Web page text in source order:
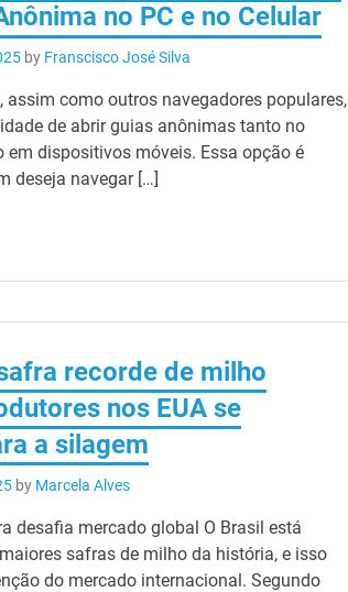
no PC e no Celular
by Franscisco José Silva
assim como outros navegadores populares,
de abrir guias anônimas tanto no
dispositivos móveis. Essa opção é
deseja navegar […]
recorde de milho
nos EUA se
a silagem
by Marcela Alves
desafia mercado global O Brasil está
safras de milho da história, e isso
do mercado internacional. Segundo